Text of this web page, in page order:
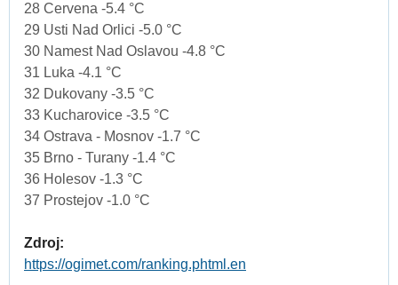
28 Cervena -5.4 °C
29 Usti Nad Orlici -5.0 °C
30 Namest Nad Oslavou -4.8 °C
31 Luka -4.1 °C
32 Dukovany -3.5 °C
33 Kucharovice -3.5 °C
34 Ostrava - Mosnov -1.7 °C
35 Brno - Turany -1.4 °C
36 Holesov -1.3 °C
37 Prostejov -1.0 °C
Zdroj:
https://ogimet.com/ranking.phtml.en